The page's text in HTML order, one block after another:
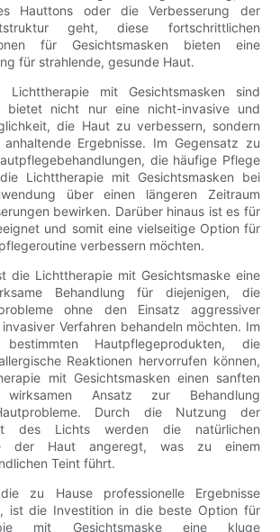
Hauttons oder die Verbesserung der
geht, diese fortschrittlichen
für Gesichtsmasken bieten eine
für strahlende, gesunde Haut.
mit Gesichtsmasken sind
bietet nicht nur eine nicht-invasive und
die Haut zu verbessern, sondern
Ergebnisse. Im Gegensatz zu
die häufige Pflege
Lichttherapie mit Gesichtsmasken bei
über einen längeren Zeitraum
bewirken. Darüber hinaus ist es für
und somit eine vielseitige Option für
verbessern möchten.
die Lichttherapie mit Gesichtsmaske eine
Behandlung für diejenigen, die
ohne den Einsatz aggressiver
Verfahren behandeln möchten. Im
Hautpflegeprodukten, die
Reaktionen hervorrufen können,
mit Gesichtsmasken einen sanften
Ansatz zur Behandlung
Durch die Nutzung der
des Lichts werden die natürlichen
der Haut angeregt, was zu einem
Teint führt.
zu Hause professionelle Ergebnisse
ist die Investition in die beste Option für
mit Gesichtsmaske eine kluge